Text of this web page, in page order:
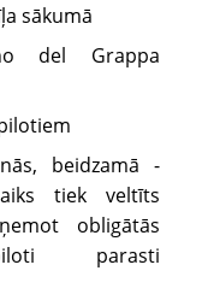
sākumā
del Grappa
beidzamā -
tiek veltīts
obligātās
parasti